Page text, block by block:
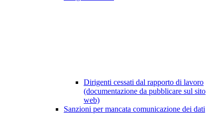
Dirigenti cessati dal rapporto di lavoro
(documentazione da pubblicare sul sito
web)
Sanzioni per mancata comunicazione dei dati